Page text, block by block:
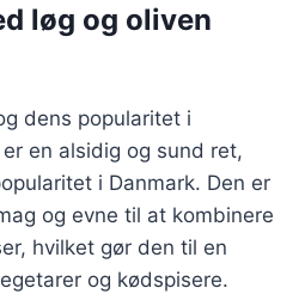
løg og oliven
dens popularitet i
en alsidig og sund ret,
i Danmark. Den er
og evne til at kombinere
hvilket gør den til en
og kødspisere.